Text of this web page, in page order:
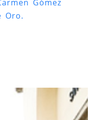
Gómez
Oro.